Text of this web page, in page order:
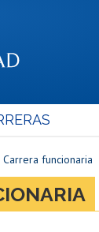
Carrera funcionaria